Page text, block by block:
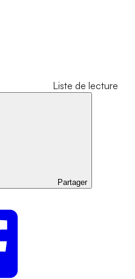
Liste de lecture
Partager